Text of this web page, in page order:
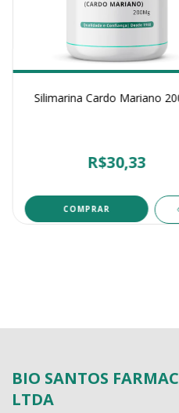
Silimarina Cardo Mariano
R$30,33
COMPRAR
BIO SANTOS
LTDA